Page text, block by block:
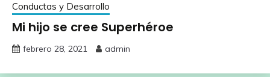
Conductas y Desarrollo
Mi hijo se cree Superhéroe
febrero 28, 2021 admin